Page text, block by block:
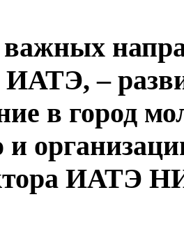
ИАТЭ, –
в город
и
ИАТЭ